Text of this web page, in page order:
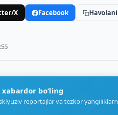
X Facebook
bo‘ling
reportajlar va tezkor